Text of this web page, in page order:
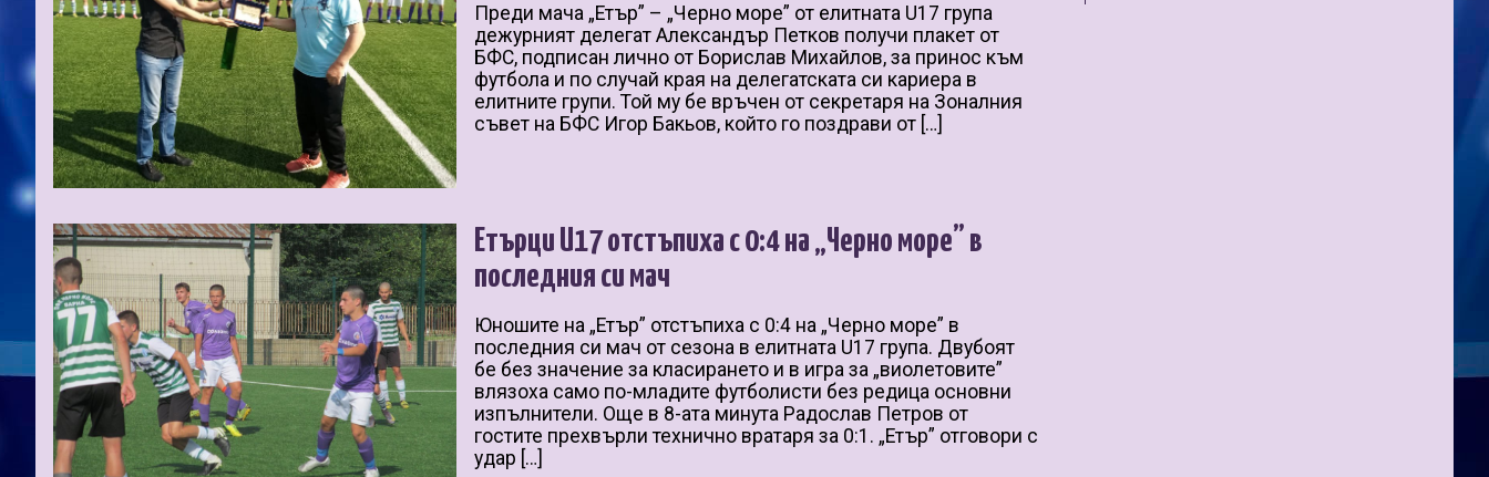
Преди мача „Етър” – „Черно море” от елитната U17 група
дежурният делегат Александър Петков получи плакет от
БФС, подписан лично от Борислав Михайлов, за принос към
футбола и по случай края на делегатската си кариера в
елитните групи. Той му бе връчен от секретаря на Зоналния
съвет на БФС Игор Бакьов, който го поздрави от […]
Етърци U17 отстъпиха с 0:4 на „Черно море” в
последния си мач
Юношите на „Етър” отстъпиха с 0:4 на „Черно море” в
последния си мач от сезона в елитната U17 група. Двубоят
бе без значение за класирането и в игра за „виолетовите”
влязоха само по-младите футболисти без редица основни
изпълнители. Още в 8-ата минута Радослав Петров от
гостите прехвърли технично вратаря за 0:1. „Етър” отговори с
удар […]